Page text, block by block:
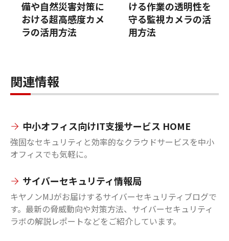
備や自然災害対策に
おける超高感度カメ
ラの活用方法
ける作業の透明性を
守る監視カメラの活
用方法
関連情報
中小オフィス向けIT支援サービス HOME
強固なセキュリティと効率的なクラウドサービスを中小
オフィスでも気軽に。
サイバーセキュリティ情報局
キヤノンMJがお届けするサイバーセキュリティブログで
す。最新の脅威動向や対策方法、サイバーセキュリティ
ラボの解説レポートなどをご紹介しています。